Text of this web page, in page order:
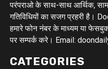
परंपराओ के साथ-साथ आर्थिक,
गतिविधियों का सजग प्रहरी है।
हमारे फोन नंबर के माध्यम या
पर सम्पर्क करे। Email:
CATEGORIES